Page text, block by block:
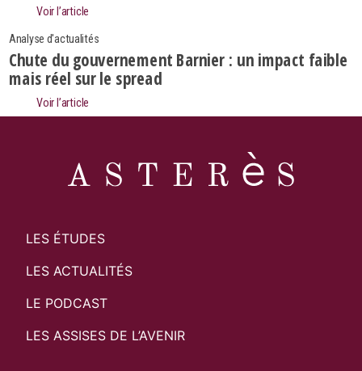
Voir l’article
Analyse d'actualités
Chute du gouvernement Barnier : un impact faible
mais réel sur le spread
Voir l’article
LES ÉTUDES
LES ACTUALITÉS
LE PODCAST
LES ASSISES DE L’AVENIR